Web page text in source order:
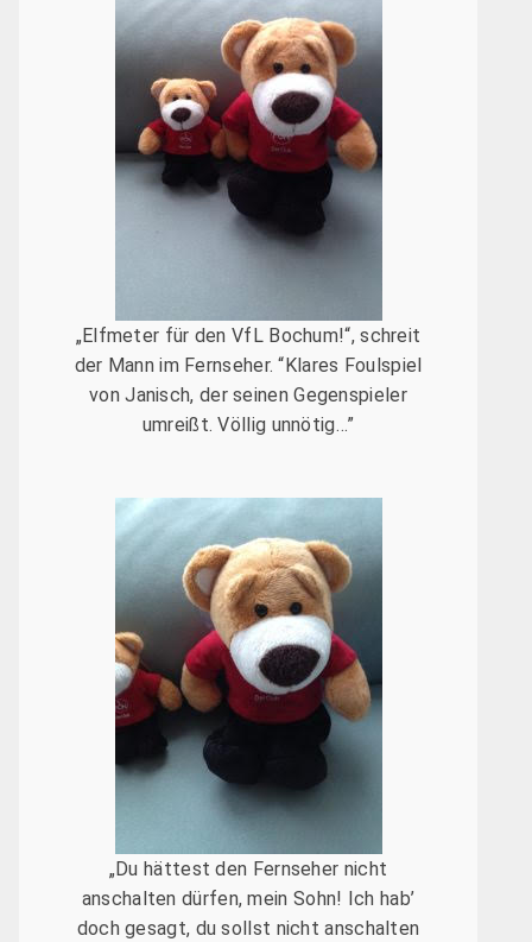
„Elfmeter für den VfL Bochum!“, schreit
der Mann im Fernseher. “Klares Foulspiel
von Janisch, der seinen Gegenspieler
umreißt. Völlig unnötig…”
„Du hättest den Fernseher nicht
anschalten dürfen, mein Sohn! Ich hab’
doch gesagt, du sollst nicht anschalten